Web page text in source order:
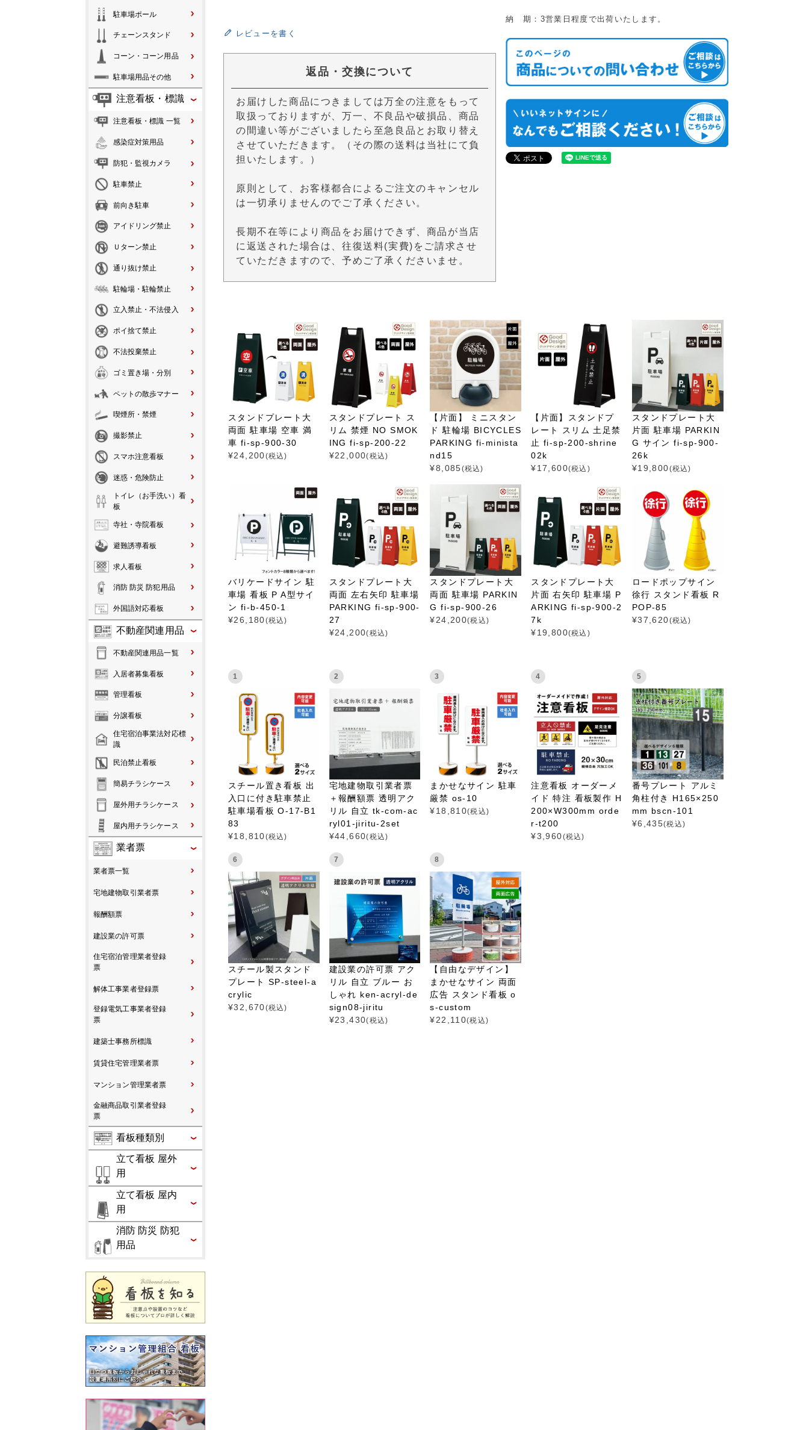
駐車場ポール
チェーンスタンド
コーン・コーン用品
駐車場用品その他
注意看板・標識
注意看板・標識 一覧
感染症対策用品
防犯・監視カメラ
駐車禁止
前向き駐車
アイドリング禁止
Ｕターン禁止
通り抜け禁止
駐輪場・駐輪禁止
立入禁止・不法侵入
ポイ捨て禁止
不法投棄禁止
ゴミ置き場・分別
ペットの散歩マナー
喫煙所・禁煙
撮影禁止
スマホ注意看板
迷惑・危険防止
トイレ（お手洗い）看
板
寺社・寺院看板
避難誘導看板
求人看板
消防 防災 防犯用品
外国語対応看板
不動産関連用品
不動産関連用品一覧
入居者募集看板
管理看板
分譲看板
住宅宿泊事業法対応標
識
民泊禁止看板
簡易チラシケース
屋外用チラシケース
屋内用チラシケース
業者票
業者票一覧
宅地建物取引業者票
報酬額票
建設業の許可票
住宅宿泊管理業者登録
票
解体工事業者登録票
登録電気工事業者登録
票
建築士事務所標識
賃貸住宅管理業者票
マンション管理業者票
金融商品取引業者登録
票
看板種類別
立て看板 屋外
用
立て看板 屋内
用
消防 防災 防犯
用品
レビューを書く
返品・交換について
お届けした商品につきましては万全の注意をもって
取扱っておりますが、万一、不良品や破損品、商品
の間違い等がございましたら至急良品とお取り替え
させていただきます。（その際の送料は当社にて負
担いたします。）
原則として、お客様都合によるご注文のキャンセル
は一切承りませんのでご了承ください。
長期不在等により商品をお届けできず、商品が当店
に返送された場合は、往復送料(実費)をご請求させ
ていただきますので、予めご了承くださいませ。
納 期：3営業日程度で出荷いたします。
スタンドプレート大
両面 駐車場 空車 満
車 fi-sp-900-30
¥24,200(税込)
スタンドプレート ス
リム 禁煙 NO SMOK
ING fi-sp-200-22
¥22,000(税込)
【片面】 ミニスタン
ド 駐輪場 BICYCLES
PARKING fi-minista
nd15
¥8,085(税込)
【片面】スタンドプ
レート スリム 土足禁
止 fi-sp-200-shrine
02k
¥17,600(税込)
スタンドプレート大
片面 駐車場 PARKIN
G サイン fi-sp-900-
26k
¥19,800(税込)
バリケードサイン 駐
車場 看板 P A型サイ
ン fi-b-450-1
¥26,180(税込)
スタンドプレート大
両面 左右矢印 駐車場
PARKING fi-sp-900-
27
¥24,200(税込)
スタンドプレート大
両面 駐車場 PARKIN
G fi-sp-900-26
¥24,200(税込)
スタンドプレート大
片面 右矢印 駐車場 P
ARKING fi-sp-900-2
7k
¥19,800(税込)
ロードポップサイン
徐行 スタンド看板 R
POP-85
¥37,620(税込)
1
スチール置き看板 出
入口に付き駐車禁止
駐車場看板 O-17-B1
83
¥18,810(税込)
2
宅地建物取引業者票
＋報酬額票 透明アク
リル 自立 tk-com-ac
ryl01-jiritu-2set
¥44,660(税込)
3
まかせなサイン 駐車
厳禁 os-10
¥18,810(税込)
4
注意看板 オーダーメ
イド 特注 看板製作 H
200×W300mm orde
r-t200
¥3,960(税込)
5
番号プレート アルミ
角柱付き H165×250
mm bscn-101
¥6,435(税込)
6
スチール製スタンド
プレート SP-steel-a
crylic
¥32,670(税込)
7
建設業の許可票 アク
リル 自立 ブルー お
しゃれ ken-acryl-de
sign08-jiritu
¥23,430(税込)
8
【自由なデザイン】
まかせなサイン 両面
広告 スタンド看板 o
s-custom
¥22,110(税込)